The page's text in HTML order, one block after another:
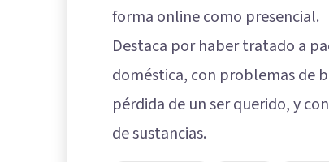
forma online como presencial.
Destaca por haber tratado a
doméstica, con problemas de
pérdida de un ser querido, y
de sustancias.